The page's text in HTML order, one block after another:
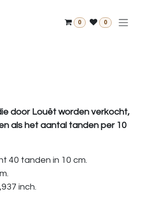
0 0
door Louët worden verkocht,
als het aantal tanden per 10
40 tanden in 10 cm.
inch.